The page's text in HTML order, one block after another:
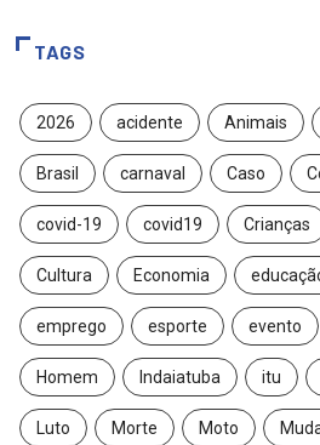
TAGS
2026 acidente Animais
Brasil carnaval Caso
covid-19 covid19 Crianças
Cultura Economia
emprego esporte evento
Homem Indaiatuba itu
Luto Morte Moto